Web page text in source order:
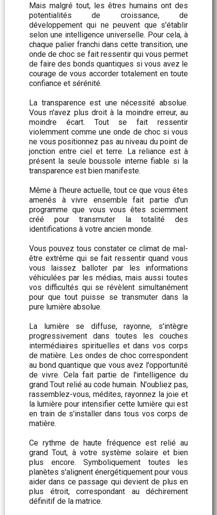
Mais malgré tout, les êtres humains ont des
potentialités de croissance, de
développement qui ne peuvent que s'établir
selon une intelligence universelle. Pour cela, à
chaque palier franchi dans cette transition, une
onde de choc se fait ressentir qui vous permet
de faire des bonds quantiques si vous avez le
courage de vous accorder totalement en toute
confiance et sérénité.
La transparence est une nécessité absolue.
Vous n'avez plus droit à la moindre erreur, au
moindre écart. Tout se fait ressentir
violemment comme une onde de choc si vous
ne vous positionnez pas au niveau du point de
jonction entre ciel et terre. La reliance est à
présent la seule boussole interne fiable si la
transparence est bien manifeste.
Même à l'heure actuelle, tout ce que vous êtes
amenés à vivre ensemble fait partie d'un
programme que vous vous êtes sciemment
créé pour transmuter la totalité des
identifications à votre ancien monde.
Vous pouvez tous constater ce climat de mal-
être extrême qui se fait ressentir quand vous
vous laissez balloter par les informations
véhiculées par les médias, mais aussi toutes
vos difficultés qui se révèlent simultanément
pour que tout puisse se transmuter dans la
pure lumière absolue.
La lumière se diffuse, rayonne, s'intègre
progressivement dans toutes les couches
intermédiaires spirituelles et dans vos corps
de matière. Les ondes de choc correspondent
au bond quantique que vous avez l'opportunité
de vivre. Cela fait partie de l'intelligence du
grand Tout relié au code humain. N'oubliez pas,
rassemblez-vous, médites, rayonnez la joie et
la lumière pour intensifier cette lumière qui est
en train de s'installer dans tous vos corps de
matière.
Ce rythme de haute fréquence est relié au
grand Tout, à votre système solaire et bien
plus encore. Symboliquement toutes les
planètes s'alignent énergétiquement pour vous
aider dans ce passage qui devient de plus en
plus étroit, correspondant au déchirement
définitif de la matrice.